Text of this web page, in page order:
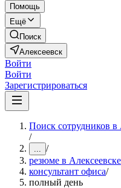
Помощь
Ещё
Поиск
Алексеевск
Войти
Войти
Зарегистрироваться
Поиск сотрудников в
/
... /
резюме в Алексеевске
консультант офиса/
полный день